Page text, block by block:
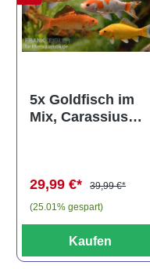
5x Goldfisch im
Mix, Carassius
29,99 €*
39,99 €*
(25.01% gespart)
Kaufen